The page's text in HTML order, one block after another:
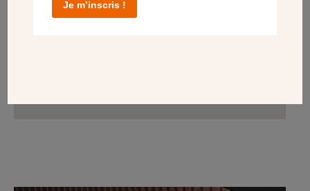
Je m’inscris !